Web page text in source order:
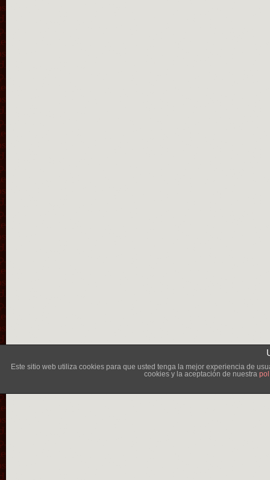
Este sitio web utiliza cookies para que usted tenga la mejor experiencia de
cookies y la aceptación de nuestra